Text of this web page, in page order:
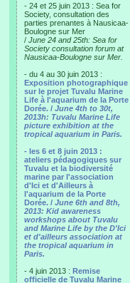
- 24 et 25 juin 2013 : Sea for
Society, consultation des
parties prenantes à Nausicaa-
Boulogne sur Mer
/ June 24 and 25th: Sea for
Society consultation forum at
Nausicaa-Boulogne sur Mer.
- du 4 au 30 juin 2013 :
Exposition photographique
sur le projet Tuvalu Marine
Life à l'aquarium de la Porte
Dorée. / June 4th to 30t,
2013h: Tuvalu Marine Life
picture exhibition at the
tropical aquarium in Paris.
- les 6 et 8 juin 2013 :
ateliers pédagogiques sur
Tuvalu et la biodiversité
marine par l'association
d'Ici et d'Ailleurs à
l'aquarium de la Porte
Dorée. / June 6th and 8th,
2013: Kid awareness
workshops about Tuvalu
and Marine Life by the D'Ici
et d'ailleurs association at
the tropical aquarium in
Paris.
- 4 juin 2013 : Remise
officielle de Tuvalu Marine